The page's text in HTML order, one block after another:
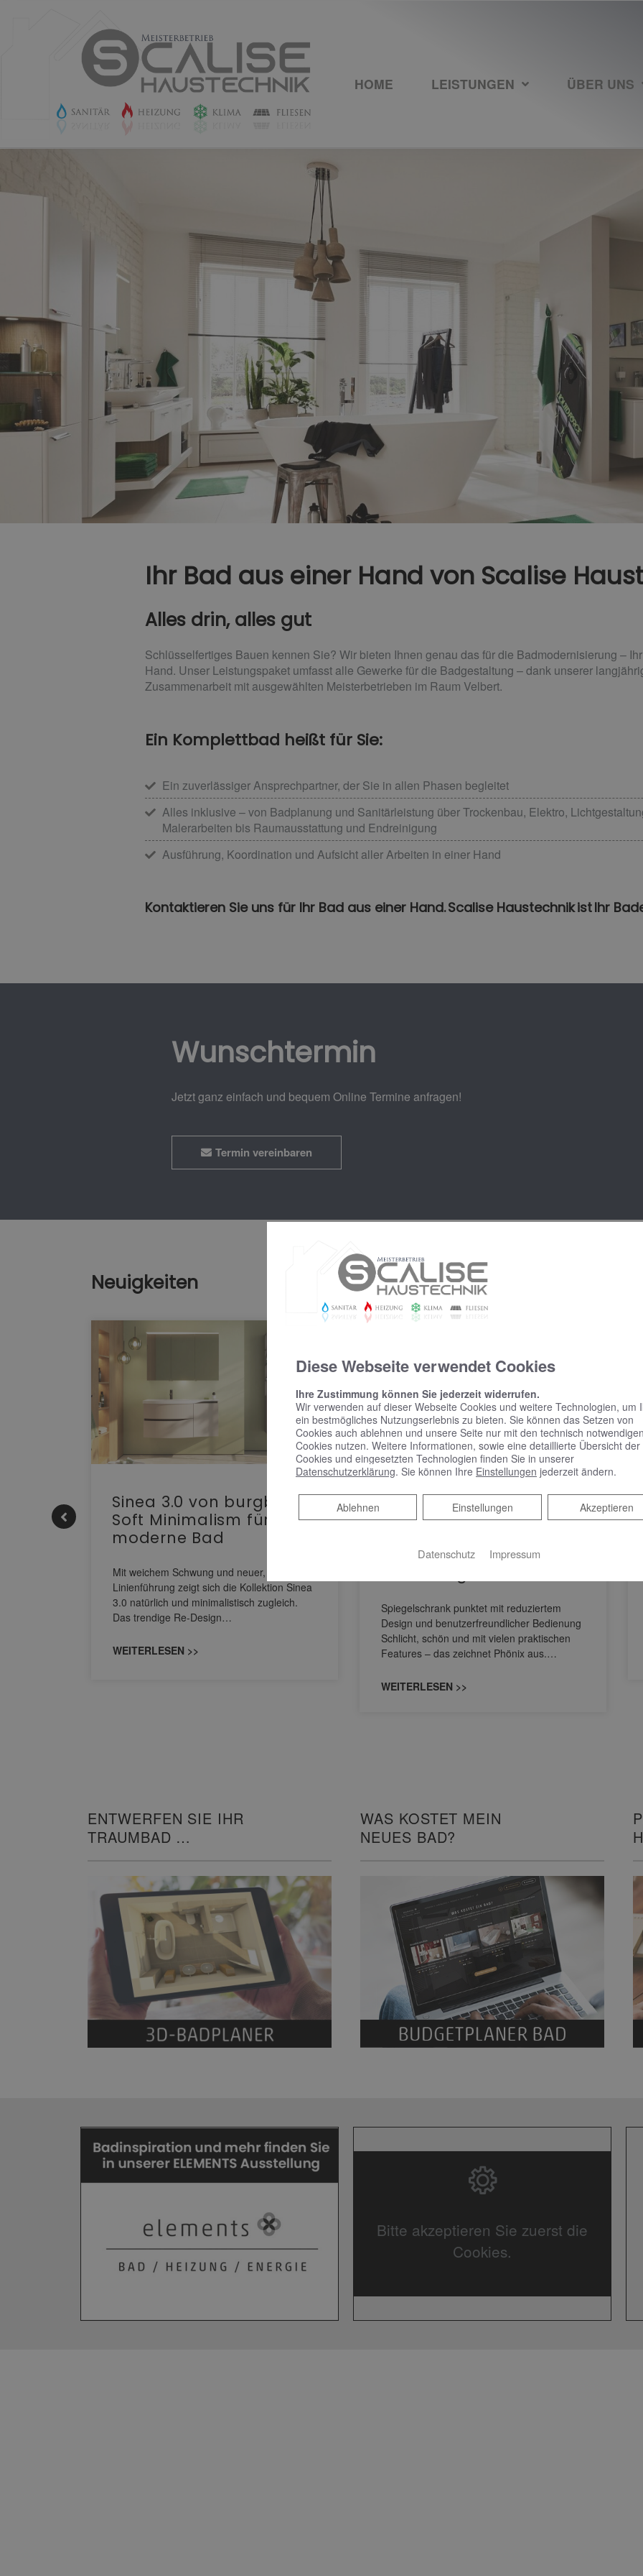
HOME LEISTUNGEN ÜBER UNS
Ihr Bad aus einer Hand​ von Scalise
Alles drin, alles gut
Schlüsselfertiges Bauen kennen Sie? Wir bieten Ihnen genau das für die Badmodernisierung –
Hand. Unser Leistungspaket umfasst alle Gewerke für die Badgestaltung – dank unserer
Zusammenarbeit mit ausgewählten Meisterbetrieben im Raum Velbert.
Ein Komplettbad heißt für Sie:
Ein zuverlässiger Ansprechpartner, der Sie in allen Phasen begleitet
Alles inklusive – von Badplanung und Sanitärleistung über Trockenbau, Elektro,
Malerarbeiten bis Raumausstattung und Endreinigung
Ausführung, Koordination und Aufsicht aller Arbeiten in einer Hand
Kontaktieren Sie uns für Ihr Bad aus einer Hand. Scalise Haustechnik ist Ihr
Wunschtermin
Jetzt ganz einfach und bequem Online Termine anfragen!
Termin vereinbaren
Neuigkeiten
Sinea 3.0 von burgbad:
Soft Minimalism für das
moderne Bad
Mit weichem Schwung und neuer, markanter
Linienführung zeigt sich die Kollektion Sinea
3.0 natürlich und minimalistisch zugleich.
Das trendige Re-Design…
WEITERLESEN >>
KEUCO PHÖNIX –
Spiegelschrank punktet
und benutzerfreundlicher
Spiegelschrank punktet mit reduziertem
Design und benutzerfreundlicher Bedienung
Schlicht, schön und mit vielen praktischen
Features – das zeichnet Phönix aus.…
WEITERLESEN >>
ENTWERFEN SIE IHR
TRAUMBAD
WAS KOSTET MEIN
NEUES BAD?
Bitte akzeptieren Sie zuerst die
Cookies.
Diese Webseite verwendet Cookies
Ihre Zustimmung können Sie jederzeit widerrufen.
Wir verwenden auf dieser Webseite Cookies und weitere Technologien, um
ein bestmögliches Nutzungserlebnis zu bieten. Sie können das Setzen von
Cookies auch ablehnen und unsere Seite nur mit den technisch notwendigen
Cookies nutzen. Weitere Informationen, sowie eine detaillierte Übersicht der
Cookies und eingesetzten Technologien finden Sie in unserer
Datenschutzerklärung. Sie können Ihre Einstellungen jederzeit ändern.
Akzeptieren
Einstellungen
Ablehnen
Ablehnen
Datenschutz Impressum